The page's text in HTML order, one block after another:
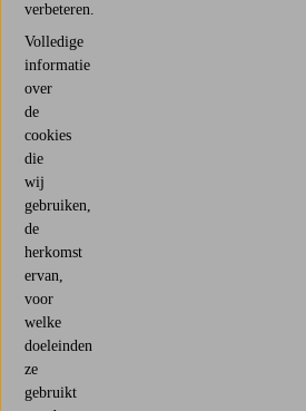
verbeteren.
Volledige
informatie
over
de
cookies
die
wij
gebruiken,
de
herkomst
ervan,
voor
welke
doeleinden
ze
gebruikt